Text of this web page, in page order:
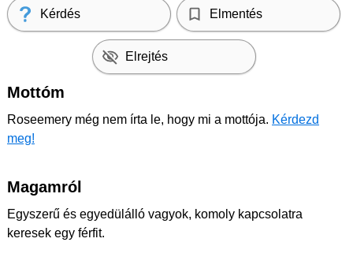
Kérdés Elmentés
Elrejtés
Mottóm
Roseemery még nem írta le, hogy mi a mottója. Kérdezd
meg!
Magamról
Egyszerű és egyedülálló vagyok, komoly kapcsolatra
keresek egy férfit.